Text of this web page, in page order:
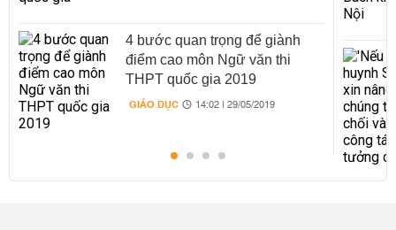
4 bước quan trọng để giành
điểm cao môn Ngữ văn thi
THPT quốc gia 2019
GIÁO DỤC 14:02 | 29/05/2019